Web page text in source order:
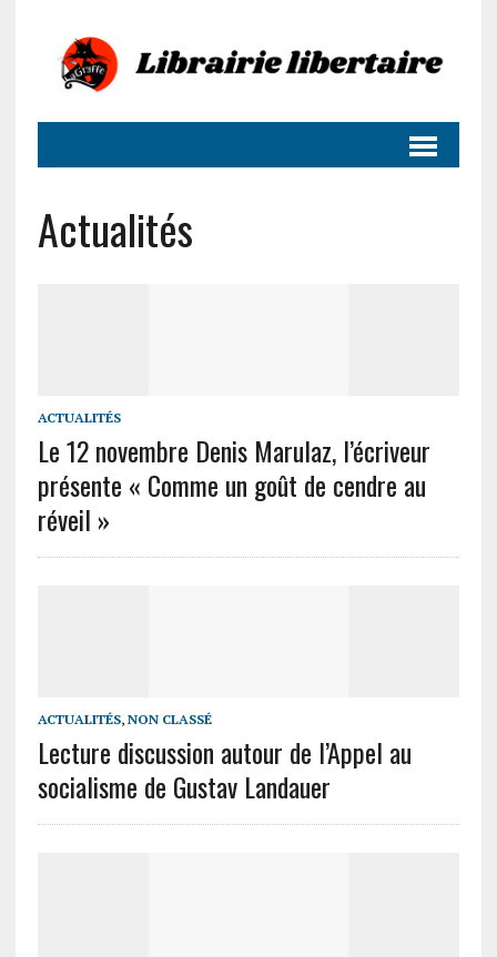
Actualités
ACTUALITÉS
Le 12 novembre Denis Marulaz, l’écriveur
présente « Comme un goût de cendre au
réveil »
ACTUALITÉS, NON CLASSÉ
Lecture discussion autour de l’Appel au
socialisme de Gustav Landauer